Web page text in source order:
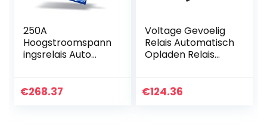
250A
Hoogstroomspann
ingsrelais Auto
Schakelaar 1 2v
€268.37
Voltage Gevoelig
Relais Automatisch
Opladen Relais
accessoires Voor
€124.36